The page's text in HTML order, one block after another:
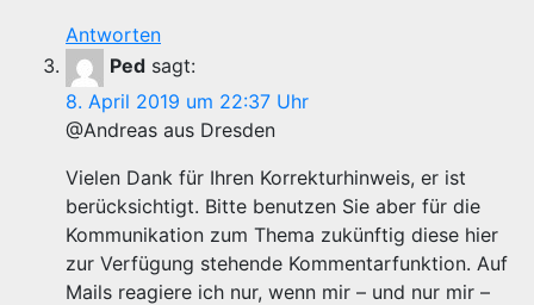
Antworten
Ped sagt:
8. April 2019 um 22:37 Uhr
@Andreas aus Dresden
Vielen Dank für Ihren Korrekturhinweis, er ist
berücksichtigt. Bitte benutzen Sie aber für die
Kommunikation zum Thema zukünftig diese hier
zur Verfügung stehende Kommentarfunktion. Auf
Mails reagiere ich nur, wenn mir – und nur mir –